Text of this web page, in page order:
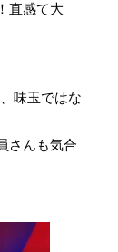
直感て大
味玉ではな
さんも気合